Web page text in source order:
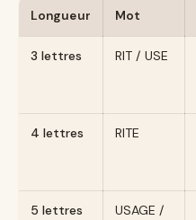
Longueur Mot
3 lettres RIT / USE
4 lettres RITE
5 lettres
USAGE /